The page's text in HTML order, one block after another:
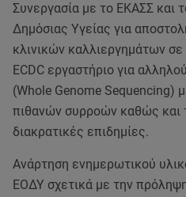
Συνεργασία με το ΕΚΑΣΣ και
Δημόσιας Υγείας για
κλινικών καλλιεργημάτων
ECDC εργαστήριο για
(Whole Genome Sequencing)
πιθανών συρροών καθώς και
διακρατικές επιδημίες.
Ανάρτηση ενημερωτικού
ΕΟΔΥ σχετικά με την